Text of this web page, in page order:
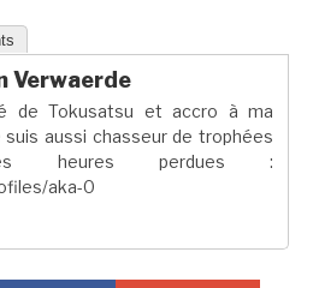
Verwaerde
de Tokusatsu et accro à ma
suis aussi chasseur de trophées
heures perdues :
aka-0